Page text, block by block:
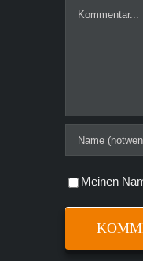
Kommentar
Meinen